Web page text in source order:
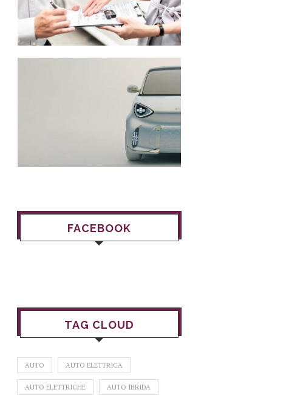
FACEBOOK
TAG CLOUD
AUTO AUTO ELETTRICA
AUTO ELETTRICHE AUTO IBRIDA